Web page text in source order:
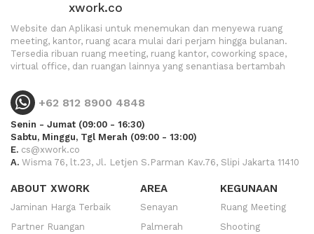
xwork.co
Website dan Aplikasi untuk menemukan dan menyewa ruang
meeting, kantor, ruang acara mulai dari perjam hingga bulanan.
Tersedia ribuan ruang meeting, ruang kantor, coworking space,
virtual office, dan ruangan lainnya yang senantiasa bertambah
+62 812 8900 4848
Senin - Jumat (09:00 - 16:30)
Sabtu, Minggu, Tgl Merah (09:00 - 13:00)
E. cs@xwork.co
A. Wisma 76, lt.23, Jl. Letjen S.Parman Kav.76, Slipi Jakarta 11410
ABOUT XWORK
Jaminan Harga Terbaik
Partner Ruangan
AREA
Senayan
Palmerah
KEGUNAAN
Ruang Meeting
Shooting